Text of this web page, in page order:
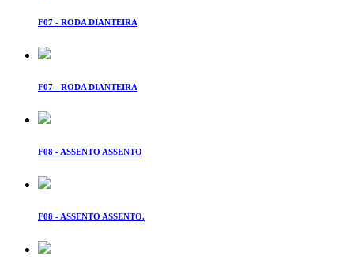
F07 - RODA DIANTEIRA
F07 - RODA DIANTEIRA
F08 - ASSENTO ASSENTO
F08 - ASSENTO ASSENTO.